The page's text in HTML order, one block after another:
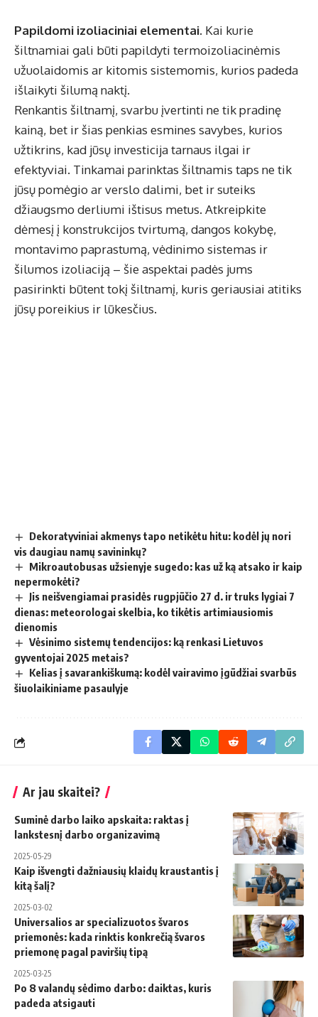
Papildomi izoliaciniai elementai. Kai kurie
šiltnamiai gali būti papildyti termoizoliacinėmis
užuolaidomis ar kitomis sistemomis, kurios padeda
išlaikyti šilumą naktį.
Renkantis šiltnamį, svarbu įvertinti ne tik pradinę
kainą, bet ir šias penkias esmines savybes, kurios
užtikrins, kad jūsų investicija tarnaus ilgai ir
efektyviai. Tinkamai parinktas šiltnamis taps ne tik
jūsų pomėgio ar verslo dalimi, bet ir suteiks
džiaugsmo derliumi ištisus metus. Atkreipkite
dėmesį į konstrukcijos tvirtumą, dangos kokybę,
montavimo paprastumą, vėdinimo sistemas ir
šilumos izoliaciją – šie aspektai padės jums
pasirinkti būtent tokį šiltnamį, kuris geriausiai atitiks
jūsų poreikius ir lūkesčius.
Dekoratyviniai akmenys tapo netikėtu hitu: kodėl jų nori
vis daugiau namų savininkų?
Mikroautobusas užsienyje sugedo: kas už ką atsako ir kaip
nepermokėti?
Jis neišvengiamai prasidės rugpjūčio 27 d. ir truks lygiai 7
dienas: meteorologai skelbia, ko tikėtis artimiausiomis
dienomis
Vėsinimo sistemų tendencijos: ką renkasi Lietuvos
gyventojai 2025 metais?
Kelias į savarankiškumą: kodėl vairavimo įgūdžiai svarbūs
šiuolaikiniame pasaulyje
Ar jau skaitei?
Suminė darbo laiko apskaita: raktas į
lankstesnį darbo organizavimą
2025-05-29
Kaip išvengti dažniausių klaidų kraustantis į
kitą šalį?
2025-03-02
Universalios ar specializuotos švaros
priemonės: kada rinktis konkrečią švaros
priemonę pagal paviršių tipą
2025-03-25
Po 8 valandų sėdimo darbo: daiktas, kuris
padeda atsigauti